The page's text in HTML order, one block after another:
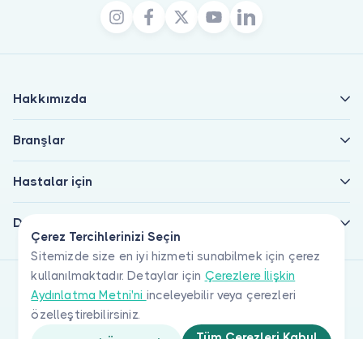
Çerez Tercihlerinizi Seçin
Sitemizde size en iyi hizmeti sunabilmek için çerez
kullanılmaktadır. Detaylar için Çerezlere İlişkin
Aydınlatma Metni'ni inceleyebilir veya çerezleri
özelleştirebilirsiniz.
Hakkımızda
Branşlar
Hastalar için
Doktorlar için